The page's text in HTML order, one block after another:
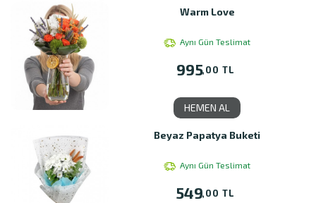
Warm Love
Aynı Gün Teslimat
995,00 TL
HEMEN AL
Beyaz Papatya Buketi
Aynı Gün Teslimat
549,00 TL